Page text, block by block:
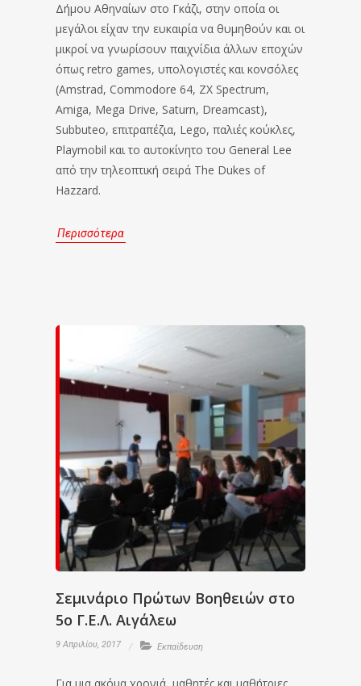
Δήμου Αθηναίων στο Γκάζι, στην οποία οι
μεγάλοι είχαν την ευκαιρία να θυμηθούν και οι
μικροί να γνωρίσουν παιχνίδια άλλων εποχών
όπως retro games, υπολογιστές και κονσόλες
(Amstrad, Commodore 64, ZX Spectrum,
Amiga, Mega Drive, Saturn, Dreamcast),
Subbuteo, επιτραπέζια, Lego, παλιές κούκλες,
Playmobil και το αυτοκίνητο του General Lee
από την τηλεοπτική σειρά The Dukes of
Hazzard.
Περισσότερα
Σεμινάριο Πρώτων Βοηθειών στο
5ο Γ.Ε.Λ. Αιγάλεω
9 Απριλίου, 2017 Εκπαίδευση